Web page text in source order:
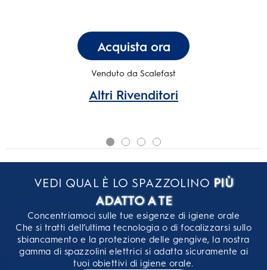
Acquista ora
Venduto da Scalefast
Altri Rivenditori
VEDI QUAL È LO SPAZZOLINO PIÙ
ADATTO A TE
Concentriamoci sulle tue esigenze di igiene orale
Che si tratti dell’ultima tecnologia o di focalizzarsi sullo
sbiancamento e la protezione delle gengive, la nostra
gamma di spazzolini elettrici si adatta sicuramente ai
tuoi obiettivi di igiene orale.